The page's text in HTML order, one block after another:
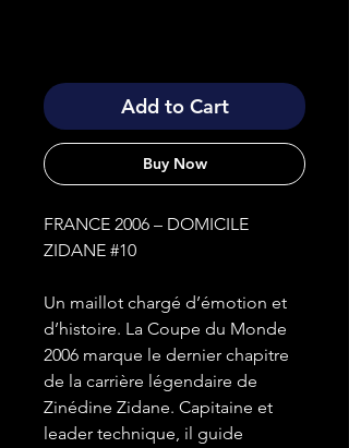
Add to Cart
Buy Now
FRANCE 2006 – DOMICILE
ZIDANE #10
Un maillot chargé d’émotion et
d’histoire. La Coupe du Monde
2006 marque le dernier chapitre
de la carrière légendaire de
Zinédine Zidane. Capitaine et
leader technique, il guide